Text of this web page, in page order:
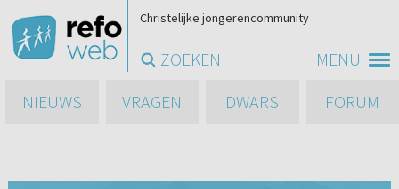
MENU
Christelijke jongerencommunity
ZOEKEN
NIEUWS
VRAGEN DWARS FORUM